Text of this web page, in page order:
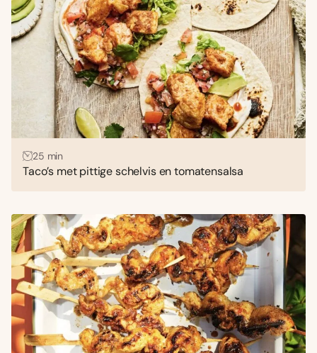
25 min
Taco’s met pittige schelvis en tomatensalsa